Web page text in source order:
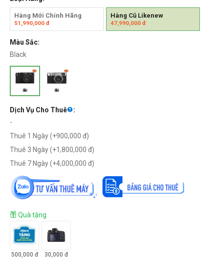
Hàng Mới Chính Hãng
51,990,000 đ
Hàng Cũ Likenew
47,990,000đ
Màu Sắc:
Black
Dịch Vụ Cho Thuê
:
-
Thuê 1 Ngày (+900,000 đ)
Thuê 3 Ngày (+1,800,000 đ)
Thuê 7 Ngày (+4,000,000 đ)
Quà tặng
500,000 đ 30,000 đ